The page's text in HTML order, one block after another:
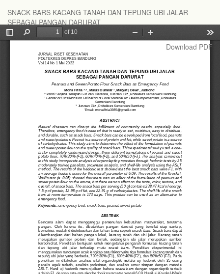
Article
Details
SNACK BARS KACANG TANAH DAN TEPUNG UBI JALAR
SEBAGAI PANGAN DARURAT
Download
Download PDF